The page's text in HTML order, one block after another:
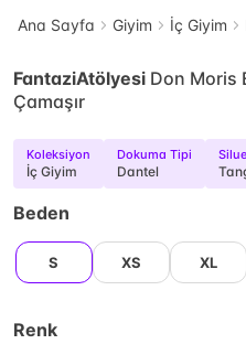
Ana Sayfa Giyim İç Giyim
FantaziAtölyesi Don Moris
Çamaşır
Koleksiyon
İç Giyim
Dokuma Tipi
Dantel
Beden
S XS XL
Renk